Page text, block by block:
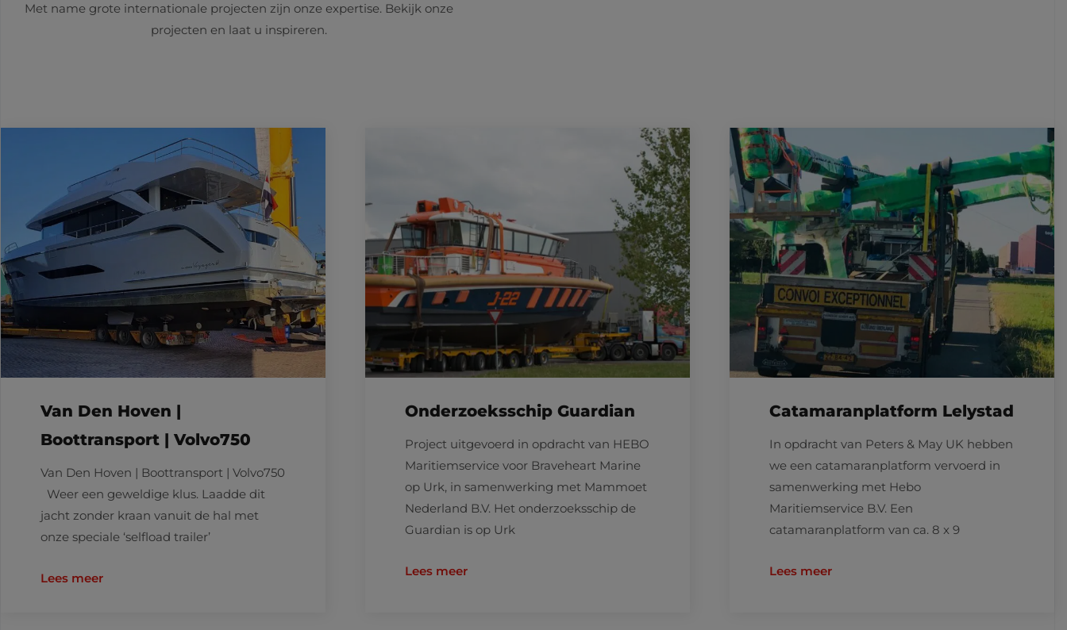
Met name grote internationale projecten zijn onze expertise. Bekijk onze
projecten en laat u inspireren.
Van Den Hoven |
Boottransport | Volvo750
Van Den Hoven | Boottransport | Volvo750
Weer een geweldige klus. Laadde dit
jacht zonder kraan vanuit de hal met
onze speciale ‘selfload trailer’
Lees meer
Onderzoeksschip Guardian
Project uitgevoerd in opdracht van HEBO
Maritiemservice voor Braveheart Marine
op Urk, in samenwerking met Mammoet
Nederland B.V. Het onderzoeksschip de
Guardian is op Urk
Lees meer
Catamaranplatform Lelystad
In opdracht van Peters & May UK hebben
we een catamaranplatform vervoerd in
samenwerking met Hebo
Maritiemservice B.V. Een
catamaranplatform van ca. 8 x 9
Lees meer